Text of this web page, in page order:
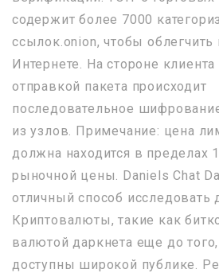
содержит более 7000
ссылок.onion, чтобы
Интернете. На стороне
отправкой пакета происходит
последовательное
из узлов. Примечание: цена
должна находится в пределах
рыночной цены. Daniels Chat
отличный способ исследовать
Криптовалюты, такие как
валютой даркнета еще до
доступны широкой публике.